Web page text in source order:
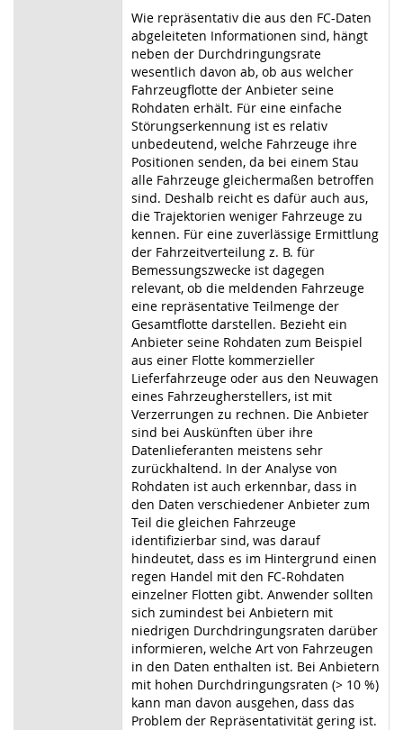
Wie repräsentativ die aus den FC-Daten
abgeleiteten Informationen sind, hängt
neben der Durchdringungsrate
wesentlich davon ab, ob aus welcher
Fahrzeugflotte der Anbieter seine
Rohdaten erhält. Für eine einfache
Störungserkennung ist es relativ
unbedeutend, welche Fahrzeuge ihre
Positionen senden, da bei einem Stau
alle Fahrzeuge gleichermaßen betroffen
sind. Deshalb reicht es dafür auch aus,
die Trajektorien weniger Fahrzeuge zu
kennen. Für eine zuverlässige Ermittlung
der Fahrzeitverteilung z. B. für
Bemessungszwecke ist dagegen
relevant, ob die meldenden Fahrzeuge
eine repräsentative Teilmenge der
Gesamtflotte darstellen. Bezieht ein
Anbieter seine Rohdaten zum Beispiel
aus einer Flotte kommerzieller
Lieferfahrzeuge oder aus den Neuwagen
eines Fahrzeugherstellers, ist mit
Verzerrungen zu rechnen. Die Anbieter
sind bei Auskünften über ihre
Datenlieferanten meistens sehr
zurückhaltend. In der Analyse von
Rohdaten ist auch erkennbar, dass in
den Daten verschiedener Anbieter zum
Teil die gleichen Fahrzeuge
identifizierbar sind, was darauf
hindeutet, dass es im Hintergrund einen
regen Handel mit den FC-Rohdaten
einzelner Flotten gibt. Anwender sollten
sich zumindest bei Anbietern mit
niedrigen Durchdringungsraten darüber
informieren, welche Art von Fahrzeugen
in den Daten enthalten ist. Bei Anbietern
mit hohen Durchdringungsraten (> 10 %)
kann man davon ausgehen, dass das
Problem der Repräsentativität gering ist.